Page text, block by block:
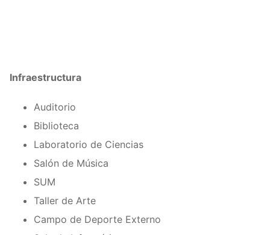
Infraestructura
Auditorio
Biblioteca
Laboratorio de Ciencias
Salón de Música
SUM
Taller de Arte
Campo de Deporte Externo